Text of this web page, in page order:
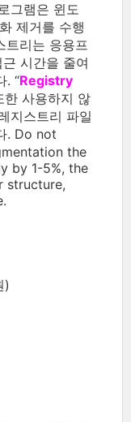
그램은 윈도
제거를 수행
트리는 응용프
시간을 줄여
. “Registry
한 사용하지 않
지스트리 파일
. Do not
the
by 1-5%, the
structure,
)